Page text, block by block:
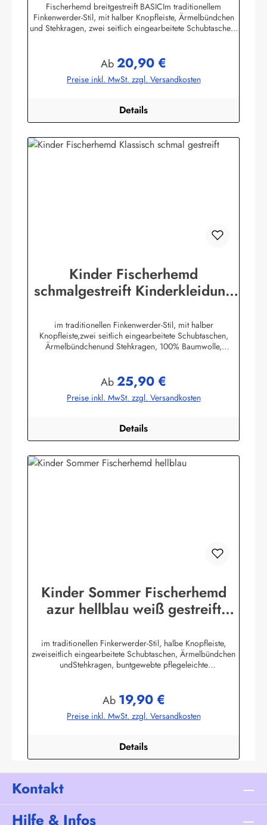
Fischerhemd breitgestreift BASICIm traditionellem
Finkenwerder-Stil, mit halber Knopfleiste, Ärmelbündchen
und Stehkragen, zwei seitlich eingearbeitete Schubtaschen,
Wittmundinfo@modas-bekleidung.de
Regulärer Preis:
Ab20,90 €
Preise inkl. MwSt. zzgl. Versandkosten
Details
Kinder Fischerhemd
schmalgestreift Kinderkleidung
im traditionellen Finkenwerder-Stil, mit halber
Knopfleiste,zwei seitlich eingearbeitete Schubtaschen,
Ärmelbündchenund Stehkragen, 100% Baumwolle,
Wittmundinfo@modas-bekleidung.de
Regulärer Preis:
Ab25,90 €
Preise inkl. MwSt. zzgl. Versandkosten
Details
Kinder Sommer Fischerhemd
azur hellblau weiß gestreift
im traditionellen Finkerwerder-Stil, halbe Knopfleiste,
zweiseitlich eingearbeitete Schubtaschen, Ärmelbündchen
undStehkragen, buntgewebte pflegeleichte
GmbHHeglitzer Str. 1226409 Wittmundinfo@modas-
bekleidung.de
Regulärer Preis:
Ab 19,90 €
Preise inkl. MwSt. zzgl. Versandkosten
Details
Kontakt
Hilfe & Infos